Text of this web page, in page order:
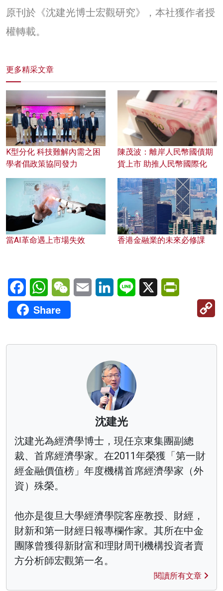
原刊於《沈建光博士宏觀研究》，本社獲作者授
權轉載。
更多精采文章
K型分化 科技難解內需之困
學者倡政策協同發力
陳茂波：離岸人民幣國債期
貨上市 助推人民幣國際化
當AI革命遇上市場失效 香港金融業的未來必修課
FacebookWhatsAppWeChatEmail LinkedInLine X
Share
沈建光
沈建光為經濟學博士，現任京東集團副總
裁、首席經濟學家。在2011年榮獲「第一財
經金融價值榜」年度機構首席經濟學家（外
資）殊榮。
他亦是復旦大學經濟學院客座教授、財經，
財新和第一財經日報專欄作家。其所在中金
團隊曾獲得新財富和理財周刊機構投資者賣
方分析師宏觀第一名。
閱讀所有文章